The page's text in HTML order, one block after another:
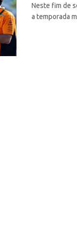
Neste fim de
a temporada